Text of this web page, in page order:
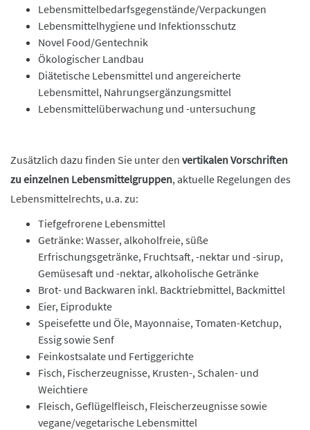
Lebensmittelbedarfsgegenstände/Verpackungen
Lebensmittelhygiene und Infektionsschutz
Novel Food/Gentechnik
Ökologischer Landbau
Diätetische Lebensmittel und angereicherte
Lebensmittel, Nahrungsergänzungsmittel
Lebensmittelüberwachung und -untersuchung
Zusätzlich dazu finden Sie unter den vertikalen Vorschriften
zu einzelnen Lebensmittelgruppen, aktuelle Regelungen des
Lebensmittelrechts, u.a. zu:
Tiefgefrorene Lebensmittel
Getränke: Wasser, alkoholfreie, süße
Erfrischungsgetränke, Fruchtsaft, -nektar und -sirup,
Gemüsesaft und -nektar, alkoholische Getränke
Brot- und Backwaren inkl. Backtriebmittel, Backmittel
Eier, Eiprodukte
Speisefette und Öle, Mayonnaise, Tomaten-Ketchup,
Essig sowie Senf
Feinkostsalate und Fertiggerichte
Fisch, Fischerzeugnisse, Krusten-, Schalen- und
Weichtiere
Fleisch, Geflügelfleisch, Fleischerzeugnisse sowie
vegane/vegetarische Lebensmittel